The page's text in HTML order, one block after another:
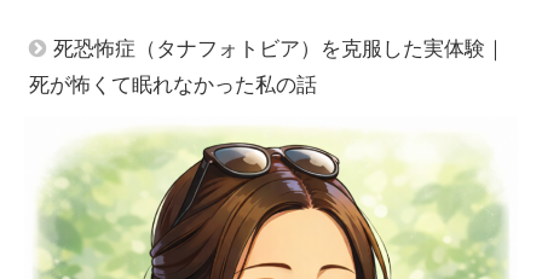
死恐怖症（タナフォトビア）を克服した実体験｜
死が怖くて眠れなかった私の話